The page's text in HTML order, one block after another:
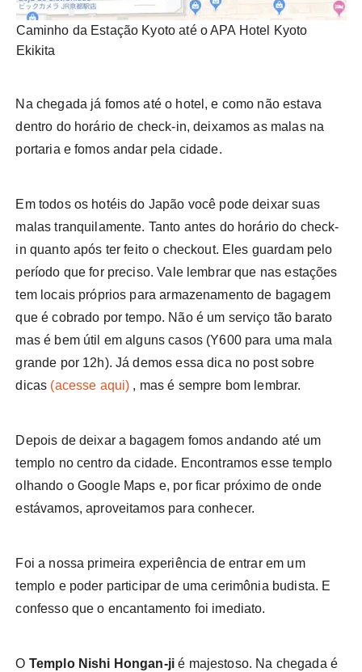
Caminho da Estação Kyoto até o APA Hotel Kyoto
Ekikita
Na chegada já fomos até o hotel, e como não estava
dentro do horário de check-in, deixamos as malas na
portaria e fomos andar pela cidade.
Em todos os hotéis do Japão você pode deixar suas
malas tranquilamente. Tanto antes do horário do check-
in quanto após ter feito o checkout. Eles guardam pelo
período que for preciso. Vale lembrar que nas estações
tem locais próprios para armazenamento de bagagem
que é cobrado por tempo. Não é um serviço tão barato
mas é bem útil em alguns casos (Y600 para uma mala
grande por 12h). Já demos essa dica no post sobre
dicas (acesse aqui) , mas é sempre bom lembrar.
Depois de deixar a bagagem fomos andando até um
templo no centro da cidade. Encontramos esse templo
olhando o Google Maps e, por ficar próximo de onde
estávamos, aproveitamos para conhecer.
Foi a nossa primeira experiência de entrar em um
templo e poder participar de uma cerimônia budista. E
confesso que o encantamento foi imediato.
O Templo Nishi Hongan-ji é majestoso. Na chegada é